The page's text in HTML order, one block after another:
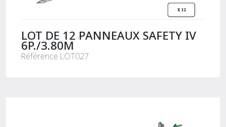
LOT DE 12 PANNEAUX SAFETY IV
6P./3.80M
Référence LOT027